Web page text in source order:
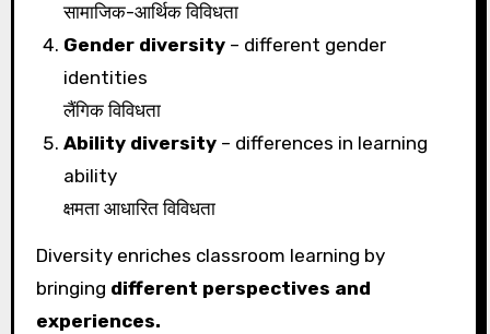
सामाजिक-आर्थिक विविधता
Gender diversity – different gender
identities
लैंगिक विविधता
Ability diversity – differences in learning
ability
क्षमता आधारित विविधता
Diversity enriches classroom learning by
bringing different perspectives and
experiences.